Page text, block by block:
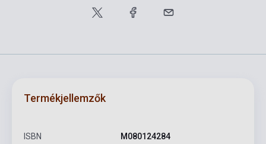
Termékjellemzők
ISBN M080124284